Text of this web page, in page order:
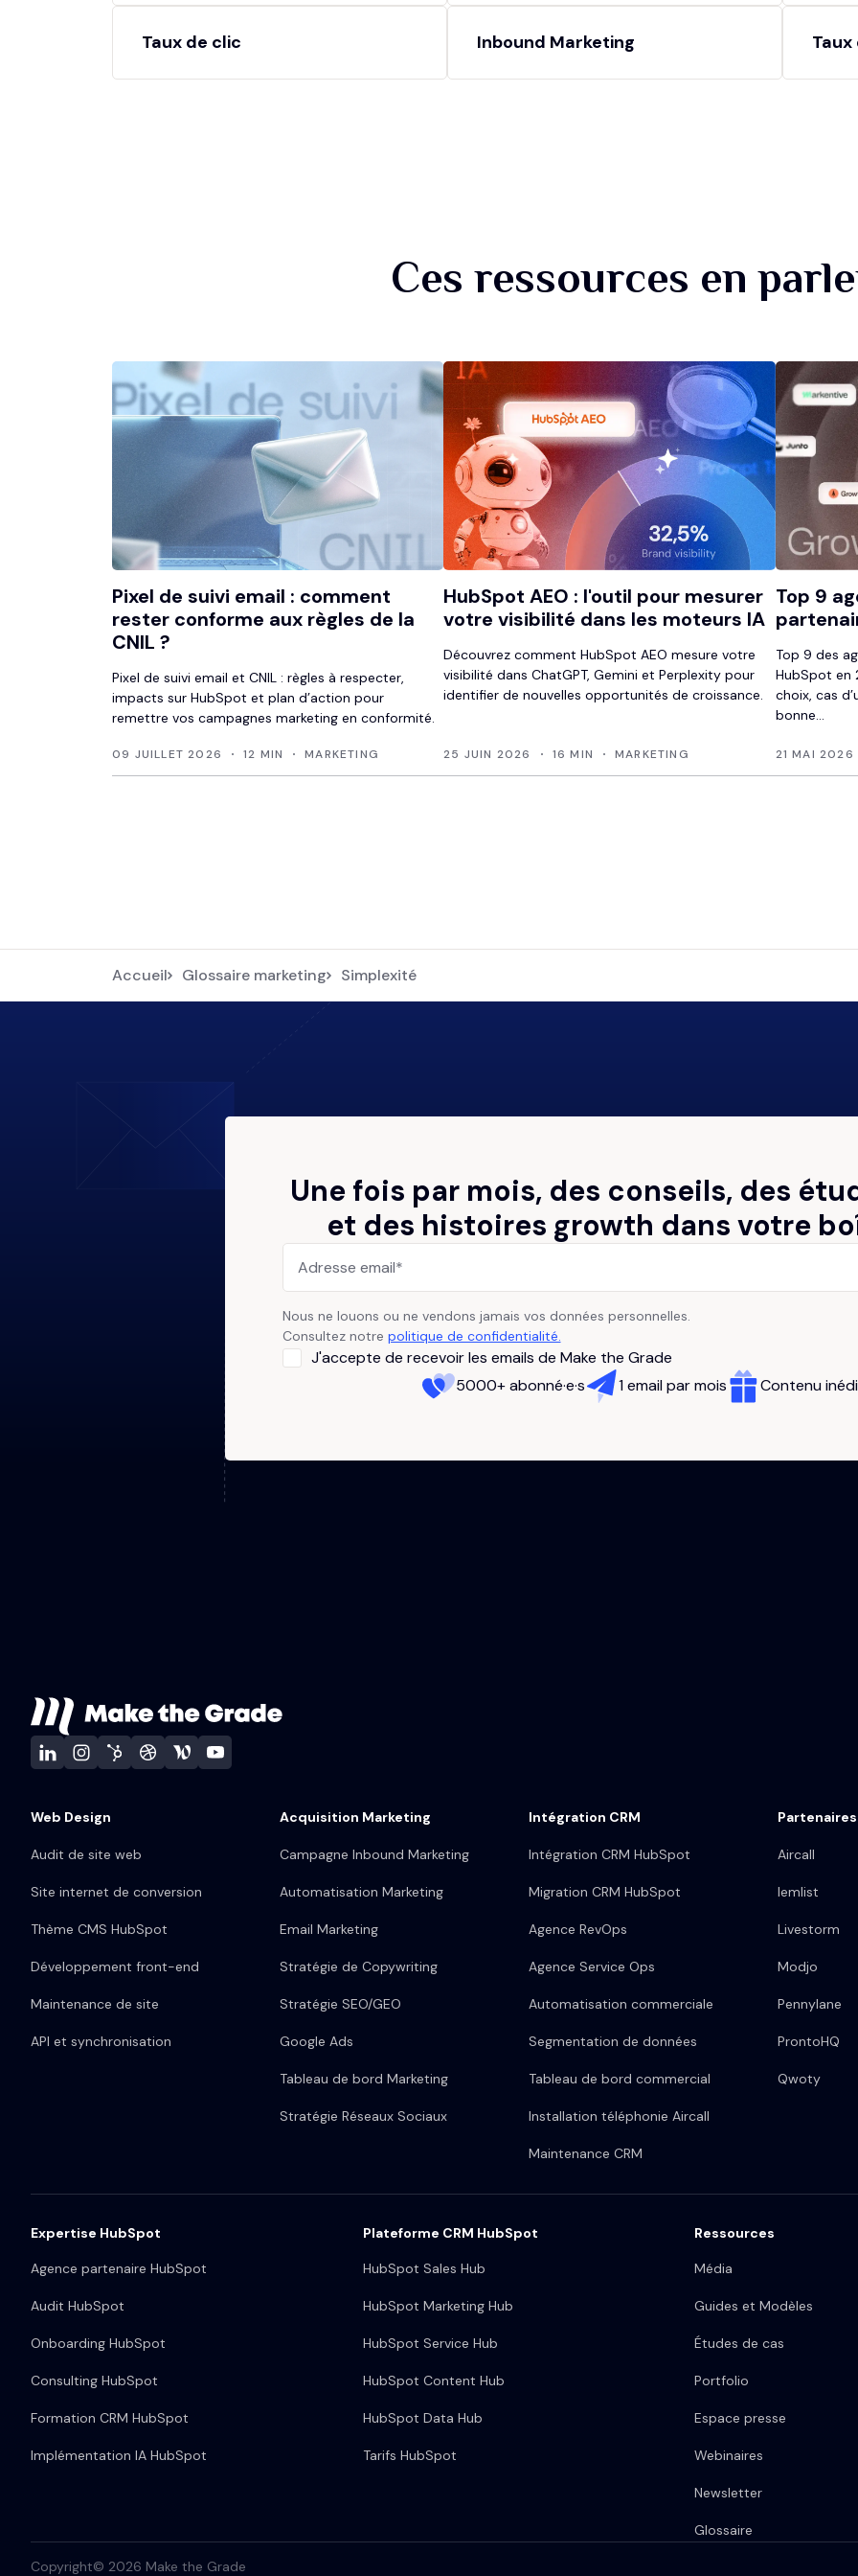
Taux de clic Inbound Marketing
Ces ressources en
Pixel de suivi email : comment
rester conforme aux règles de la
CNIL ?
Pixel de suivi email et CNIL : règles à respecter,
impacts sur HubSpot et plan d’action pour
remettre vos campagnes marketing en conformité.
09 JUILLET 2026 12 MIN MARKETING
HubSpot AEO : l'outil pour mesurer
votre visibilité dans les moteurs IA
Découvrez comment HubSpot AEO mesure votre
visibilité dans ChatGPT, Gemini et Perplexity pour
identifier de nouvelles opportunités de croissance.
25 JUIN 2026 16 MIN MARKETING
Top 9
Top 9 des
HubSpot en
choix, cas
bonne...
21 MAI 2026
Accueil Glossaire marketing Simplexité
Une fois par mois, des conseils, des
et des histoires growth dans votre
Nous ne louons ou ne vendons jamais vos données personnelles.
Consultez notre politique de confidentialité.
J'accepte de recevoir les emails de Make the Grade
5000+ abonné·e·s
1 email par mois Contenu
Web Design
Audit de site web
Site internet de conversion
Thème CMS HubSpot
Développement front-end
Maintenance de site
API et synchronisation
Acquisition Marketing
Campagne Inbound Marketing
Automatisation Marketing
Email Marketing
Stratégie de Copywriting
Stratégie SEO/GEO
Google Ads
Tableau de bord Marketing
Stratégie Réseaux Sociaux
Intégration CRM
Intégration CRM HubSpot
Migration CRM HubSpot
Agence RevOps
Agence Service Ops
Automatisation commerciale
Segmentation de données
Tableau de bord commercial
Installation téléphonie Aircall
Maintenance CRM
Partenaires
Aircall
lemlist
Livestorm
Modjo
Pennylane
ProntoHQ
Qwoty
Expertise HubSpot
Agence partenaire HubSpot
Audit HubSpot
Onboarding HubSpot
Consulting HubSpot
Formation CRM HubSpot
Implémentation IA HubSpot
Plateforme CRM HubSpot
HubSpot Sales Hub
HubSpot Marketing Hub
HubSpot Service Hub
HubSpot Content Hub
HubSpot Data Hub
Tarifs HubSpot
Ressources
Média
Guides et Modèles
Études de cas
Portfolio
Espace presse
Webinaires
Newsletter
Glossaire
Copyright© 2026 Make the Grade